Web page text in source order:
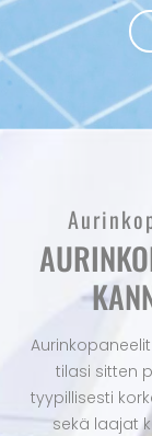
tilasi sitten
tyypillisesti
sekä laajat